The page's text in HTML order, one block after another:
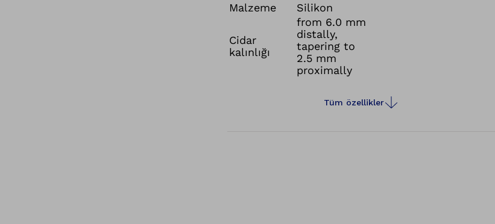
Malzeme
Silikon
Cidar
kalınlığı
from 6.0 mm
distally,
tapering to
2.5 mm
proximally
Tüm özellikler